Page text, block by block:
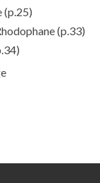
(p.25)
(p.33)